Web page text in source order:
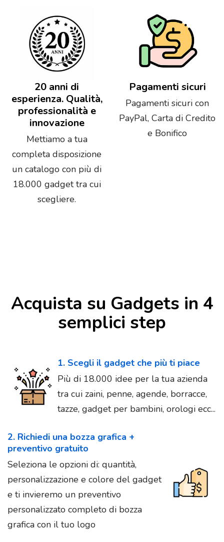
20 anni di
esperienza. Qualità,
professionalità e
innovazione
Mettiamo a tua
completa disposizione
un catalogo con più di
18.000 gadget tra cui
scegliere.
Pagamenti sicuri
Pagamenti sicuri con
PayPal, Carta di Credito
e Bonifico
Acquista su Gadgets in 4
semplici step
1. Scegli il gadget che più ti piace
Più di 18.000 idee per la tua azienda
tra cui zaini, penne, agende, borracce,
tazze, gadget per bambini, orologi ecc...
2. Richiedi una bozza grafica +
preventivo gratuito
Seleziona le opzioni di: quantità,
personalizzazione e colore del gadget
e ti invieremo un preventivo
personalizzato completo di bozza
grafica con il tuo logo